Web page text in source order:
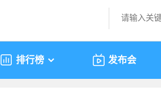
排行榜 发布会